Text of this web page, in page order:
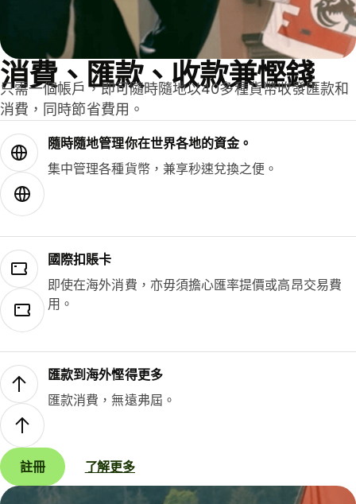
消費、匯款、收款兼慳錢
只需一個帳戶，即可隨時隨地以40多種貨幣收發匯款和
消費，同時節省費用。
隨時隨地管理你在世界各地的資金。
集中管理各種貨幣，兼享秒速兌換之便。
國際扣賬卡
即使在海外消費，亦毋須擔心匯率提價或高昂交易費
用。
匯款到海外慳得更多
匯款消費，無遠弗屆。
註冊 了解更多